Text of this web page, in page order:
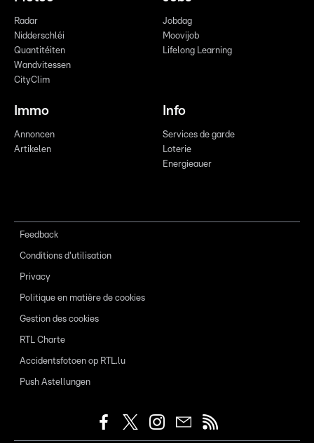
Radar
Nidderschléi
Quantitéiten
Wandvitessen
CityClim
Jobdag
Moovijob
Lifelong Learning
Immo
Annoncen
Artikelen
Info
Services de garde
Loterie
Energieauer
Feedback
Conditions d'utilisation
Privacy
Politique en matière de cookies
Gestion des cookies
RTL Charte
Accidentsfotoen op RTL.lu
Push Astellungen